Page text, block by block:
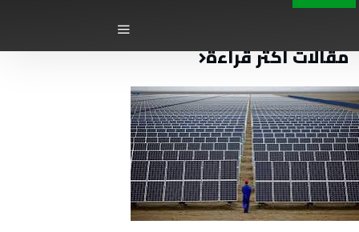
مقالات أكثر قراءة